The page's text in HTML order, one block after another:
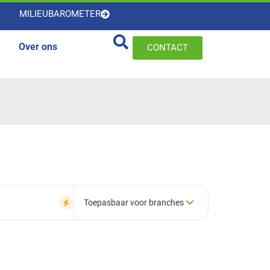
MILIEUBAROMETER
Over ons CONTACT
Toepasbaar voor branches